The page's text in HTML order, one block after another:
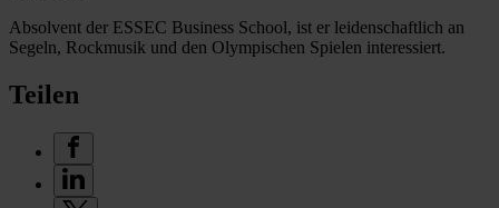
Absolvent der ESSEC Business School, ist er leidenschaftlich an
Segeln, Rockmusik und den Olympischen Spielen interessiert.
Teilen